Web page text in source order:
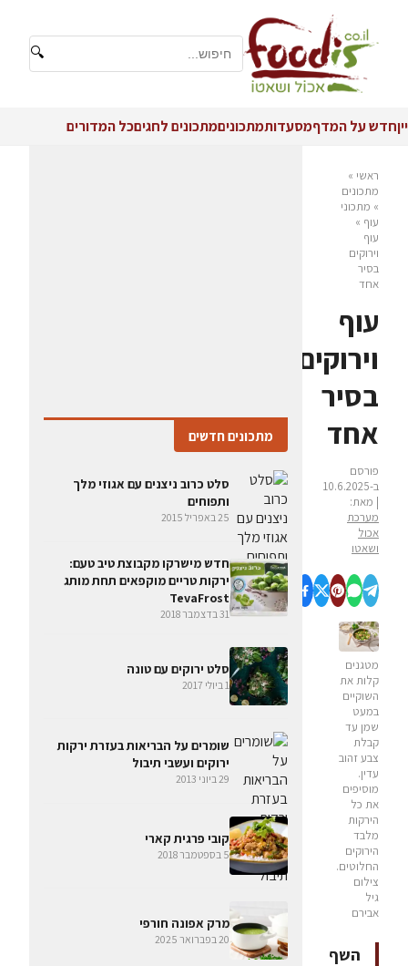
🔍
ייןחדש על המדףמסעדותמתכוניםמתכונים לחגיםכל המדורים
ראשי »
מתכונים
» מתכוני
עוף »
עוף
וירוקים
בסיר
אחד
עוף
וירוקים
בסיר
אחד
פורסם
ב-10.6.2025
| מאת:
מערכת
אכול
ושאטו
מטגנים
קלות את
השוקיים
במעט
שמן עד
קבלת
צבע זהוב
עדין.
מוסיפים
את כל
הירקות
מלבד
הירוקים
החלוטים.
צילום
גיל
אבירם
השף
מתכונים חדשים
סלט כרוב ניצנים עם אגוזי מלך
ותפוחים
25 באפריל 2015
חדש מישרקו מקבוצת טיב טעם:
ירקות טריים מוקפאים תחת מותג
TevaFrost
31 בדצמבר 2018
סלט ירוקים עם טונה
1 ביולי 2017
שומרים על הבריאות בעזרת ירקות
ירוקים ועשבי תיבול
29 ביוני 2013
קובי פרגית קארי
5 בספטמבר 2018
מרק אפונה חורפי
20 בפברואר 2025